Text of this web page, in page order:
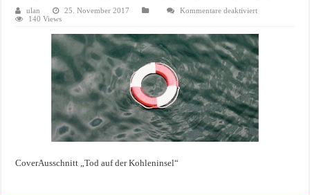
ulan 25. November 2017 Kommentare deaktiviertfür
140 Views
CoverAusschnitt „Tod auf der Kohleninsel“